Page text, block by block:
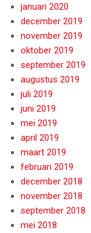
januari 2020
december 2019
november 2019
oktober 2019
september 2019
augustus 2019
juli 2019
juni 2019
mei 2019
april 2019
maart 2019
februari 2019
december 2018
november 2018
september 2018
mei 2018